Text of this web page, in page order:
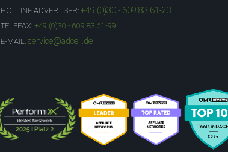
HOTLINE ADVERTISER: +49 (0)30 - 609 83 61-23
TELEFAX: +49 (0)30 - 609 83 61-99
E-MAIL: service@adcell.de